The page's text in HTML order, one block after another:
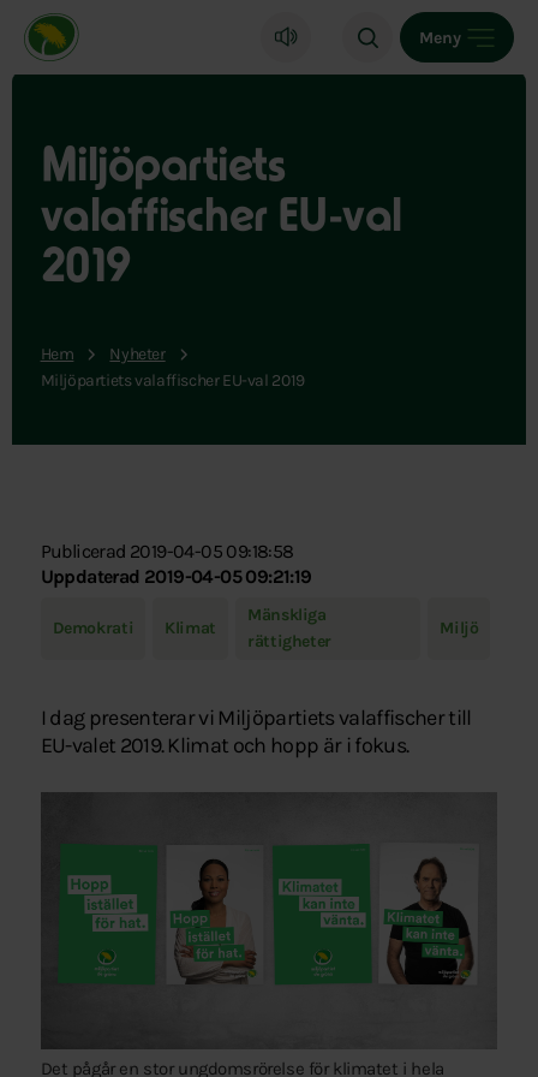
Miljöpartiet de gröna, startsida
Meny
Miljöpartiets
valaffischer EU-val
2019
Hem
Nyheter
Miljöpartiets valaffischer EU-val 2019
Publicerad 2019-04-05 09:18:58
Uppdaterad 2019-04-05 09:21:19
Demokrati Klimat
Mänskliga
rättigheter
Miljö
I dag presenterar vi Miljöpartiets valaffischer till
EU-valet 2019. Klimat och hopp är i fokus.
Det pågår en stor ungdomsrörelse för klimatet i hela